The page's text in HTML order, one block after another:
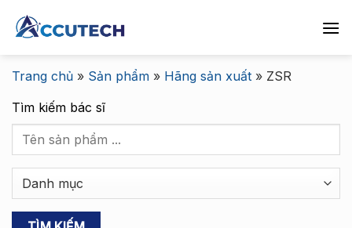
đến
dung
Trang chủ » Sản phẩm » Hãng sản xuất » ZSR
Tìm kiếm bác sĩ